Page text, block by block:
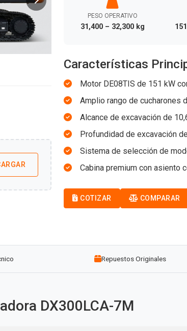
PESO OPERATIVO
31,400 – 32,300 kg
Características
Motor DE08TIS de 151 kW
Amplio rango de cucharones
Alcance de excavación de
Profundidad de excavación
Sistema de selección de
Cabina premium con asiento
COTIZAR COMPARAR
Repuestos Originales
DX300LCA-7M